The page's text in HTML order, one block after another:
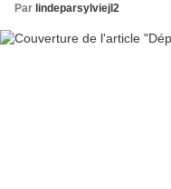
Par lindeparsylviejl2